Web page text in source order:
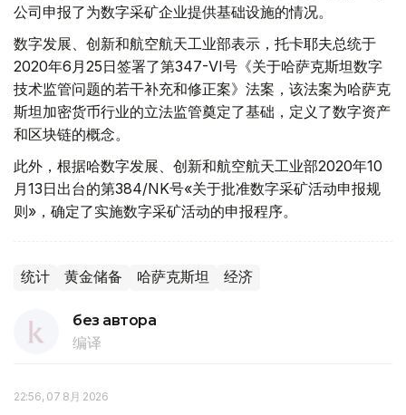
公司申报了为数字采矿企业提供基础设施的情况。
数字发展、创新和航空航天工业部表示，托卡耶夫总统于
2020年6月25日签署了第347-VI号《关于哈萨克斯坦数字
技术监管问题的若干补充和修正案》法案，该法案为哈萨克
斯坦加密货币行业的立法监管奠定了基础，定义了数字资产
和区块链的概念。
此外，根据哈数字发展、创新和航空航天工业部2020年10
月13日出台的第384/NK号«关于批准数字采矿活动申报规
则»，确定了实施数字采矿活动的申报程序。
统计 黄金储备 哈萨克斯坦 经济
без автора
编译
22:56, 07 8月 2026